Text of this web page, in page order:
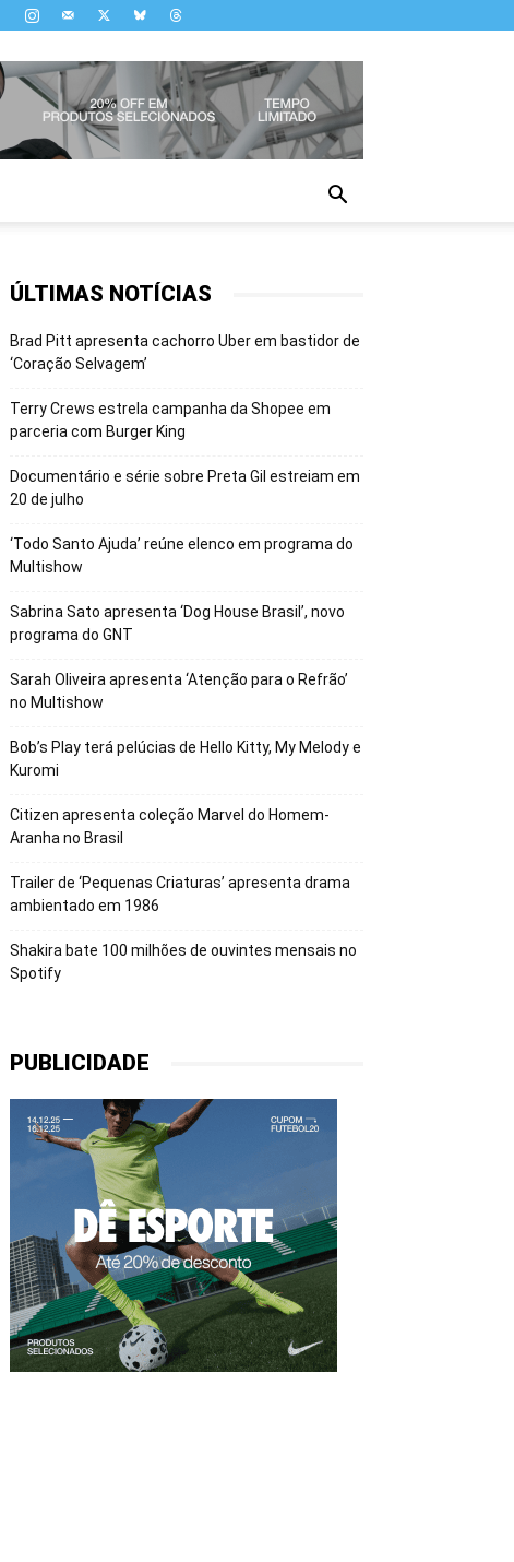
ÚLTIMAS NOTÍCIAS
Brad Pitt apresenta cachorro Uber em bastidor de
‘Coração Selvagem’
Terry Crews estrela campanha da Shopee em
parceria com Burger King
Documentário e série sobre Preta Gil estreiam em
20 de julho
‘Todo Santo Ajuda’ reúne elenco em programa do
Multishow
Sabrina Sato apresenta ‘Dog House Brasil’, novo
programa do GNT
Sarah Oliveira apresenta ‘Atenção para o Refrão’
no Multishow
Bob’s Play terá pelúcias de Hello Kitty, My Melody e
Kuromi
Citizen apresenta coleção Marvel do Homem-
Aranha no Brasil
Trailer de ‘Pequenas Criaturas’ apresenta drama
ambientado em 1986
Shakira bate 100 milhões de ouvintes mensais no
Spotify
PUBLICIDADE